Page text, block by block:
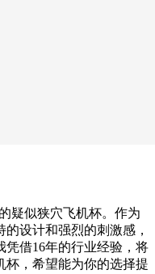
疑似狭穴飞机杯。作为
设计和强烈的刺激感，
凭借16年的行业经验，将
杯，希望能为你的选择提